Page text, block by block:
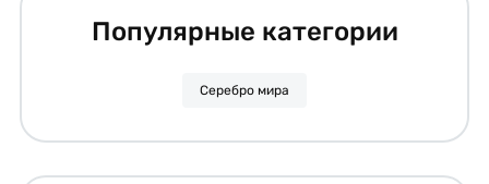
Популярные категории
Серебро мира